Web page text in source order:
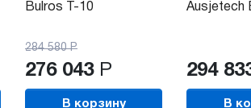
Bulros T-10
284 580 Р
276 043 Р
В корзину
Ausjetech
294
В